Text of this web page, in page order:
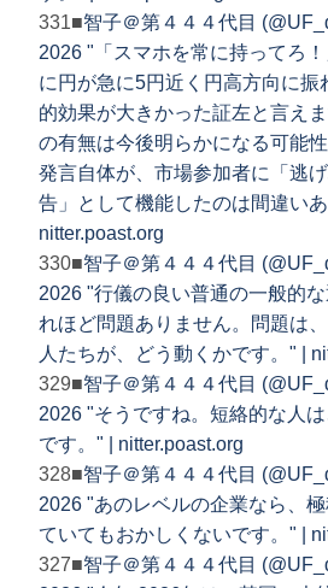
331■智子＠第４４４代目
2026 "「スマホを常に持ってろ
に円が急に5円近く円高方向に振
的効果が大きかった証左と言え
の有無は今後明らかになる可能
発言自体が、市場参加者に「逃
告」として機能したのは間違いあ
nitter.poast.org
330■智子＠第４４４代目
2026 "行儀の良い普通の一般的
れほど問題ありません。問題は
人たちが、どう動くかです。" |
329■智子＠第４４４代目
2026 "そうですね。短絡的な人
です。" | nitter.poast.org
328■智子＠第４４４代目
2026 "あのレベルの企業なら、
ていてもおかしくないです。" |
327■智子＠第４４４代目